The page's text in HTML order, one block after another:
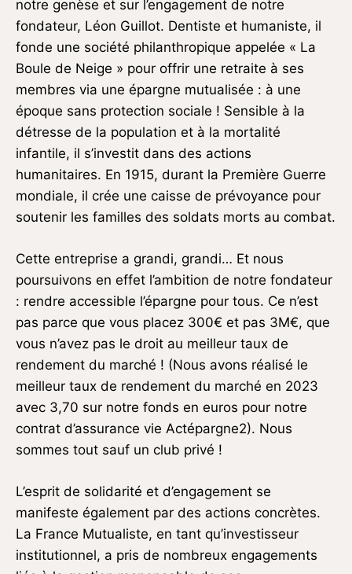
notre genèse et sur l’engagement de notre
fondateur, Léon Guillot. Dentiste et humaniste, il
fonde une société philanthropique appelée « La
Boule de Neige » pour offrir une retraite à ses
membres via une épargne mutualisée : à une
époque sans protection sociale ! Sensible à la
détresse de la population et à la mortalité
infantile, il s’investit dans des actions
humanitaires. En 1915, durant la Première Guerre
mondiale, il crée une caisse de prévoyance pour
soutenir les familles des soldats morts au combat.
Cette entreprise a grandi, grandi… Et nous
poursuivons en effet l’ambition de notre fondateur
: rendre accessible l’épargne pour tous. Ce n’est
pas parce que vous placez 300€ et pas 3M€, que
vous n’avez pas le droit au meilleur taux de
rendement du marché ! (Nous avons réalisé le
meilleur taux de rendement du marché en 2023
avec 3,70 sur notre fonds en euros pour notre
contrat d’assurance vie Actépargne2). Nous
sommes tout sauf un club privé !
L’esprit de solidarité et d’engagement se
manifeste également par des actions concrètes.
La France Mutualiste, en tant qu’investisseur
institutionnel, a pris de nombreux engagements